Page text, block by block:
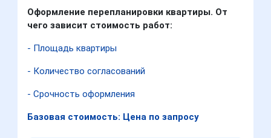
Оформление перепланировки квартиры. От
чего зависит стоимость работ:
- Площадь квартиры
- Количество согласований
- Срочность оформления
Базовая стоимость: Цена по запросу